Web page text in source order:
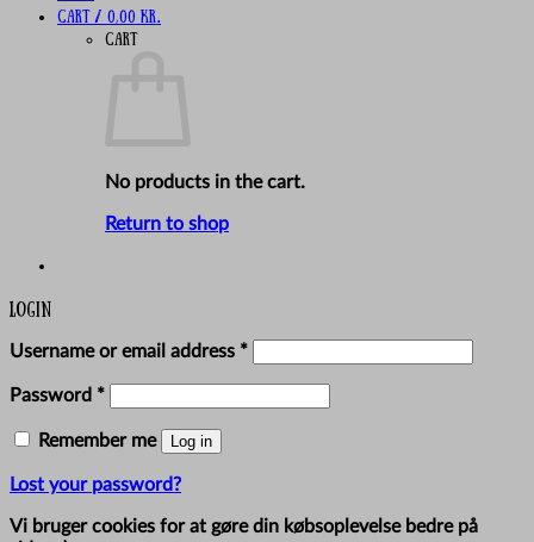
Cart / 0,00 kr.
Cart
No products in the cart.
Return to shop
Login
Username or email address *Required
Password *Required
Remember me Log in
Lost your password?
Vi bruger cookies for at gøre din købsoplevelse bedre på